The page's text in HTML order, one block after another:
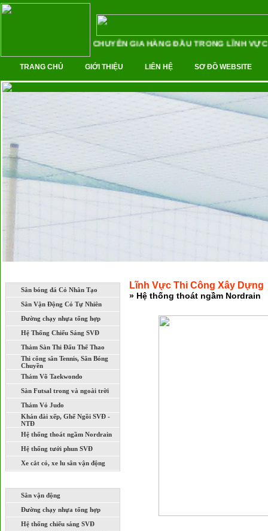
CHUYÊN GIA HÀNG ĐẦU TRONG LĨNH VỰC
TRANG CHỦ GIỚI THIỆU LIÊN HỆ SƠ ĐỒ WEBSITE
Sân bóng đá Cỏ Nhân Tạo
Sân Vận Động Cỏ Tự Nhiên
Đường chạy nhựa tổng hợp
Hệ Thống Chiếu Sáng SVĐ
Thảm Sàn Thi Đấu Thể Thao
Thi công sân Tennis, Sân Bóng
Chuyền
Thảm Võ Taekwondo
Sàn Futsal trong và ngoài trời
Thảm Vỏ Judo
Khán đài xếp, Ghế Ngồi SVĐ -
NTĐ
Hệ thống thoát ngầm Nordrain
Hệ thống tưới phun SVĐ
Xe cắt cỏ, xe lu sân vận động
Sân vận động
Đường chạy nhựa tổng hợp
Hệ thống chiếu sáng SVĐ
Lĩnh Vực Thi Công Xây Dựng
» Hệ thống thoát ngầm Nordrain